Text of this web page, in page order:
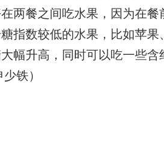
两餐之间吃水果，因为在
指数较低的水果，比如苹
幅升高，同时可以吃一些
铁）